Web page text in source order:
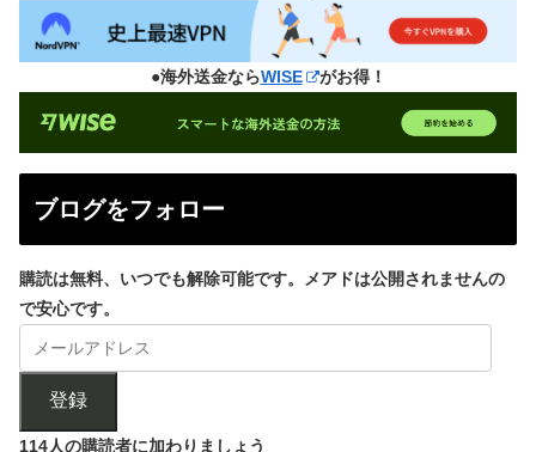
●海外送金ならWISE がお得！
ブログをフォロー
購読は無料、いつでも解除可能です。メアドは公開されませんの
で安心です。
登録
114人の購読者に加わりましょう